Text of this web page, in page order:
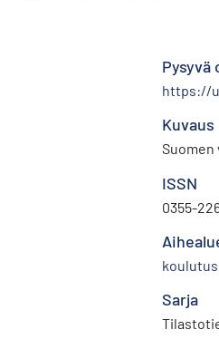
Pysyvä
https://
Kuvaus
Suomen
ISSN
0355-
koulutus
Sarja